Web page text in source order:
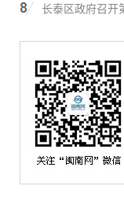
长泰区政府召开